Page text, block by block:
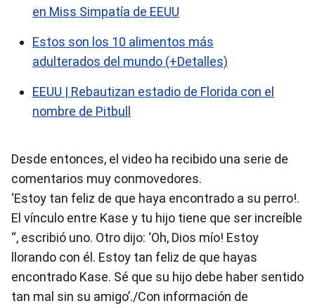
en Miss Simpatía de EEUU
Estos son los 10 alimentos más
adulterados del mundo (+Detalles)
EEUU | Rebautizan estadio de Florida con el
nombre de Pitbull
Desde entonces, el video ha recibido una serie de
comentarios muy conmovedores.
‘Estoy tan feliz de que haya encontrado a su perro!.
El vínculo entre Kase y tu hijo tiene que ser increíble
“, escribió uno. Otro dijo: ‘Oh, Dios mío! Estoy
llorando con él. Estoy tan feliz de que hayas
encontrado Kase. Sé que su hijo debe haber sentido
tan mal sin su amigo’./Con información de